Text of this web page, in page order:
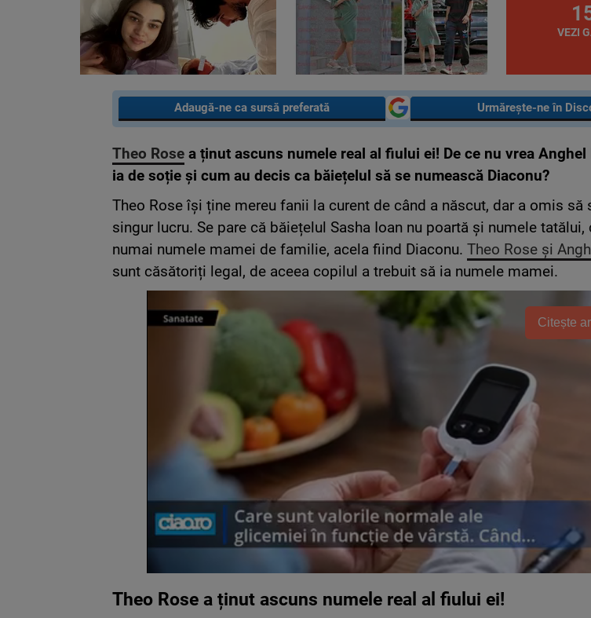
VEZI
Adaugă-ne ca sursă preferată Urmărește-ne în
Theo Rose a ținut ascuns numele real al fiului ei! De ce nu vrea Anghel
ia de soție și cum au decis ca băiețelul să se numească Diaconu?
Theo Rose își ține mereu fanii la curent de când a născut, dar a omis să
singur lucru. Se pare că băiețelul Sasha Ioan nu poartă și numele tatălui,
numai numele mamei de familie, acela fiind Diaconu. Theo Rose și
sunt căsătoriți legal, de aceea copilul a trebuit să ia numele mamei.
Citește
Theo Rose a ținut ascuns numele real al fiului ei!